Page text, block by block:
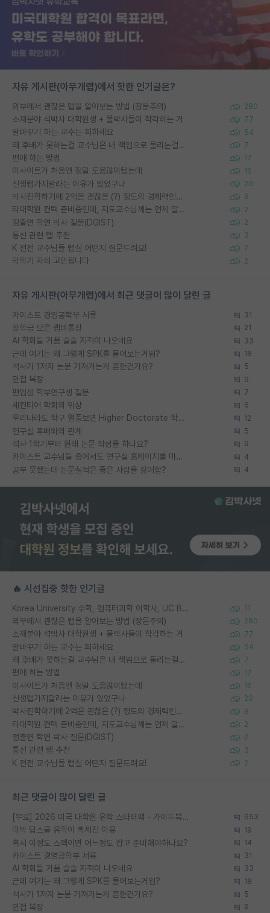
자유 게시판(아무개랩)에서 핫한 인기글은?
외부에서 괜찮은 랩을 알아보는 방법 (장문주의) 280
소재분야 석박사 대학원생 + 물박사들이 착각하는 거 77
말바꾸기 하는 교수는 피하세요 54
왜 후배가 못하는걸 교수님은 내 책임으로 돌리는걸까요? 7
편애 하는 방법 17
이사이트가 처음엔 정말 도움많이됐는데 16
신생랩가지말라는 이유가 있었구나 20
박사진학하기에 2억은 괜찮은 (?) 정도의 경제력인가요 8
타대학원 컨텍 준비중인데, 지도교수님께는 언제 말씀드려야 할까요? 2
정출연 학연 박사 질문(DGIST) 2
통신 관련 랩 추천 3
K 전전 교수님들 랩실 어떤지 질문드려요! 2
막학기 자퇴 고민됩니다 2
자유 게시판(아무개랩)에서 최근 댓글이 많이 달린 글
카이스트 경영공학부 서류 31
장학금 모은 랩비통장 21
AI 학회들 거품 슬슬 지적이 나오네요 33
근데 여기는 왜 그렇게 SPK를 물어보는거임? 18
석사가 1저자 논문 가져가는게 흔한건가요? 5
면접 복장 9
편입생 학부연구생 질문 7
세컨티어 학회의 위상 6
우리나라도 학구 열풍보면 Higher Doctorate 학위가 필요하다고 봅니다. 12
연구실 후배와의 관계 5
석사 1학기부터 원래 논문 작성을 하나요? 9
카이스트 교수님들 중에서도 연구실 홈페이지를 마련 안 하신 분들이 계시던데 4
공부 못했는데 논문실적은 좋은 사람을 싫어함? 4
🔥 시선집중 핫한 인기글
Korea University 수학, 컴퓨터과학 이학사, UC Berkeley 산업공학 대학원 공학박사가 되는 것은 쉽지 않겠죠? 11
외부에서 괜찮은 랩을 알아보는 방법 (장문주의) 280
소재분야 석박사 대학원생 + 물박사들이 착각하는 거 77
말바꾸기 하는 교수는 피하세요 54
왜 후배가 못하는걸 교수님은 내 책임으로 돌리는걸까요? 7
편애 하는 방법 17
이사이트가 처음엔 정말 도움많이됐는데 16
신생랩가지말라는 이유가 있었구나 20
박사진학하기에 2억은 괜찮은 (?) 정도의 경제력인가요 8
타대학원 컨텍 준비중인데, 지도교수님께는 언제 말씀드려야 할까요? 2
정출연 학연 박사 질문(DGIST) 2
통신 관련 랩 추천 3
K 전전 교수님들 랩실 어떤지 질문드려요! 2
최근 댓글이 많이 달린 글
[무료] 2026 미국 대학원 유학 스타터팩 - 가이드북 & 합격자 컨택메일 템플릿 653
미박 탑스쿨 유학이 빡세진 이유 19
혹시 이정도 스펙이면 어느정도 잡고 준비해야하나요? 14
카이스트 경영공학부 서류 31
AI 학회들 거품 슬슬 지적이 나오네요 33
근데 여기는 왜 그렇게 SPK를 물어보는거임? 18
석사가 1저자 논문 가져가는게 흔한건가요? 5
면접 복장 9